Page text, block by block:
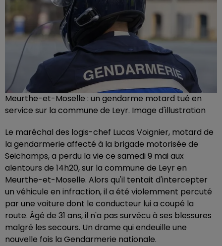
Meurthe-et-Moselle : un gendarme motard tué en
service sur la commune de Leyr. Image d'illustration
Le maréchal des logis-chef Lucas Voignier, motard de
la gendarmerie affecté à la brigade motorisée de
Seichamps, a perdu la vie ce samedi 9 mai aux
alentours de 14h20, sur la commune de Leyr en
Meurthe-et-Moselle. Alors qu'il tentait d'intercepter
un véhicule en infraction, il a été violemment percuté
par une voiture dont le conducteur lui a coupé la
route. Âgé de 31 ans, il n'a pas survécu à ses blessures
malgré les secours. Un drame qui endeuille une
nouvelle fois la Gendarmerie nationale.